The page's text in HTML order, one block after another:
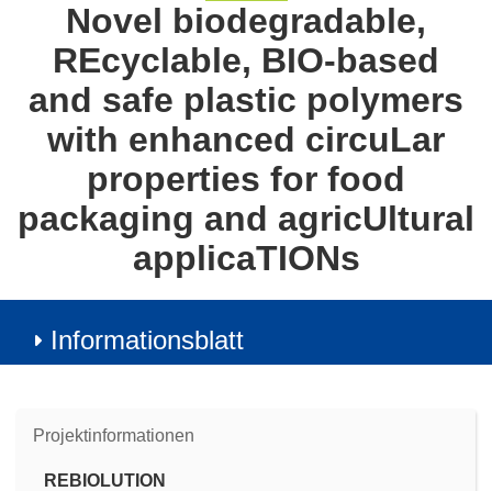
Novel biodegradable,
REcyclable, BIO-based
and safe plastic polymers
with enhanced circuLar
properties for food
packaging and agricUltural
applicaTIONs
Informationsblatt
Projektinformationen
REBIOLUTION